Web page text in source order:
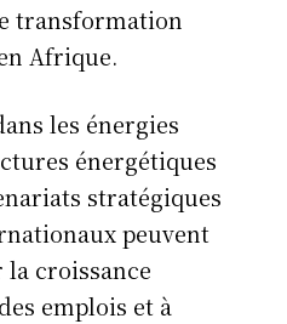
transformation
Afrique.
les énergies
énergétiques
stratégiques
peuvent
croissance
emplois et à